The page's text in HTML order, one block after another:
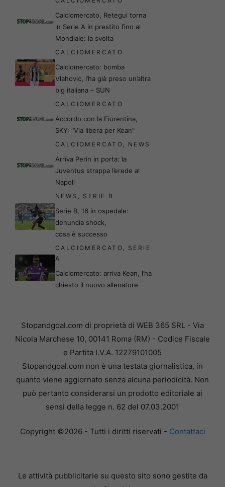
Calciomercato, Retegui torna
in Serie A in prestito fino al
Mondiale: la svolta
CALCIOMERCATO
Calciomercato: bomba
Vlahovic, l’ha già preso un’altra
big italiana – SUN
CALCIOMERCATO
Accordo con la Fiorentina,
SKY: “Via libera per Kean”
CALCIOMERCATO NEWS
Arriva Perin in porta: la
Juventus strappa l’erede al
Napoli
NEWS SERIE B
Serie B, 16 in ospedale:
denuncia shock,
cosa è successo
CALCIOMERCATO
SERIE
A
Calciomercato: arriva Kean, l’ha
chiesto il nuovo allenatore
Stopandgoal.com di proprietà di WEB 365 SRL - Via
Nicola Marchese 10, 00141 Roma (RM) - Codice Fiscale
e Partita I.V.A. 12279101005
Stopandgoal.com non è una testata giornalistica, in
quanto viene aggiornato senza alcuna periodicità. Non
può pertanto considerarsi un prodotto editoriale ai
sensi della legge n. 62 del 07.03.2001
Copyright ©2026 - Tutti i diritti riservati - Contattaci
Le attività pubblicitarie su questo sito sono gestite da